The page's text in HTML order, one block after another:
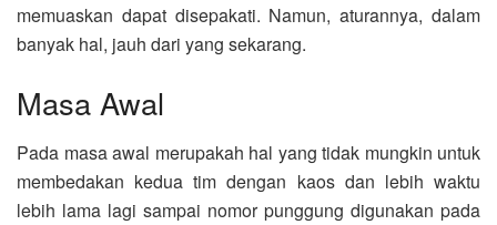
memuaskan dapat disepakati. Namun, aturannya, dalam
banyak hal, jauh dari yang sekarang.
Masa Awal
Pada masa awal merupakah hal yang tidak mungkin untuk
membedakan kedua tim dengan kaos dan lebih waktu
lebih lama lagi sampai nomor punggung digunakan pada